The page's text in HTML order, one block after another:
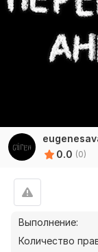
0.0 (0)
Выполнение:
Количество